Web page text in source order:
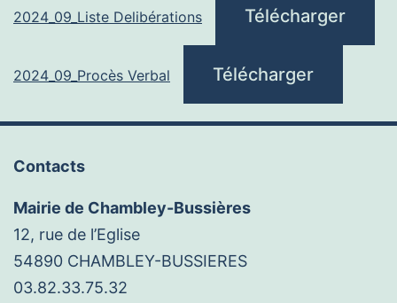
2024_09_Liste Delibérations Télécharger
2024_09_Procès Verbal Télécharger
Contacts
Mairie de Chambley-Bussières
12, rue de l’Eglise
54890 CHAMBLEY-BUSSIERES
03.82.33.75.32